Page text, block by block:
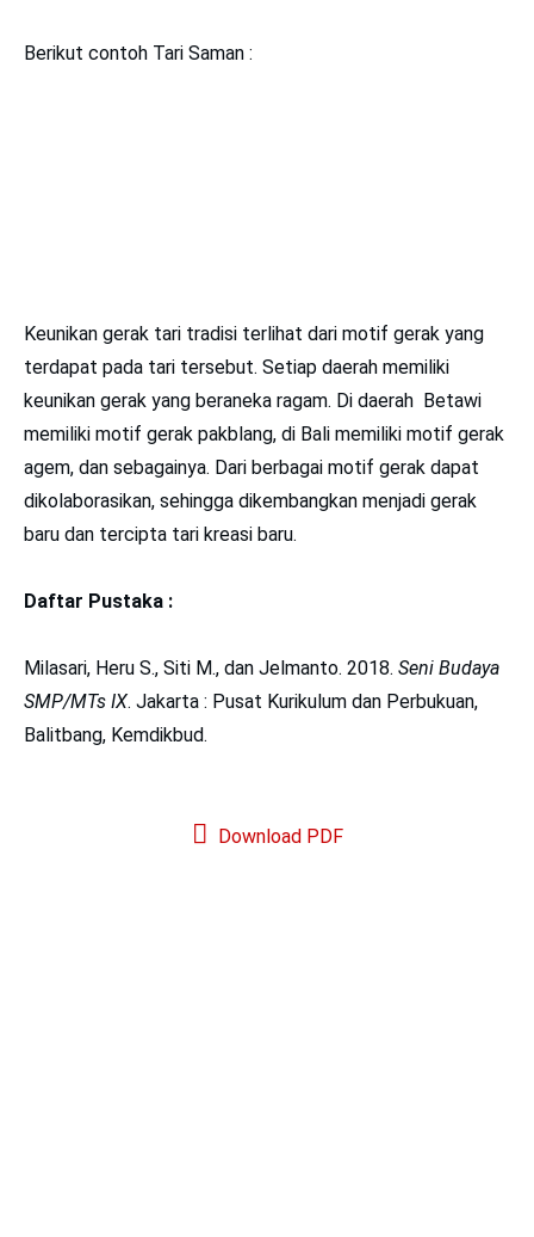
Berikut contoh Tari Saman :
Keunikan gerak tari tradisi terlihat dari motif gerak yang
terdapat pada tari tersebut. Setiap daerah memiliki
keunikan gerak yang beraneka ragam. Di daerah Betawi
memiliki motif gerak pakblang, di Bali memiliki motif gerak
agem, dan sebagainya. Dari berbagai motif gerak dapat
dikolaborasikan, sehingga dikembangkan menjadi gerak
baru dan tercipta tari kreasi baru.
Daftar Pustaka :
Milasari, Heru S., Siti M., dan Jelmanto. 2018. Seni Budaya
SMP/MTs IX. Jakarta : Pusat Kurikulum dan Perbukuan,
Balitbang, Kemdikbud.
Download PDF